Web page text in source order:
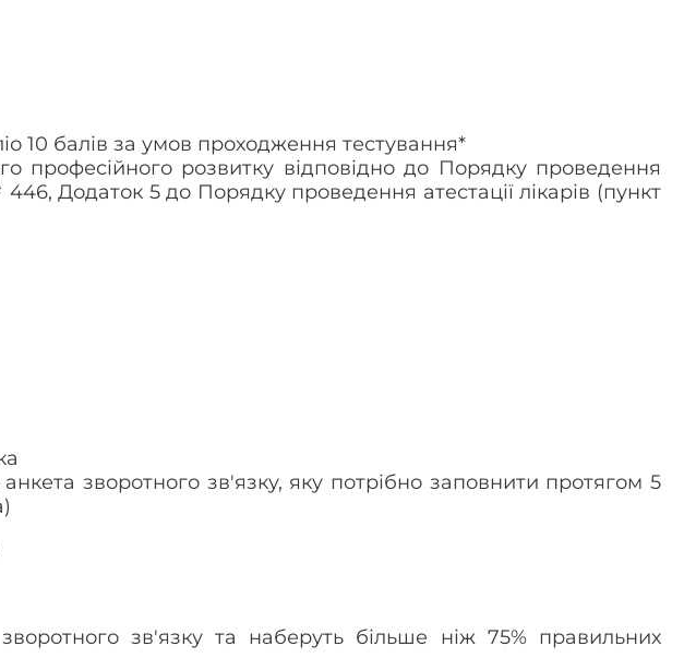
10 балів за умов проходження тестування*
професійного розвитку відповідно до Порядку проведення
Додаток 5 до Порядку проведення атестації лікарів (пункт
зворотного зв'язку, яку потрібно заповнити протягом 5
зв'язку та наберуть більше ніж 75% правильних